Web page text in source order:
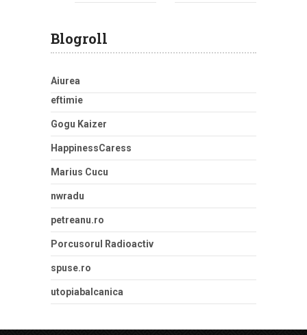
Blogroll
Aiurea
eftimie
Gogu Kaizer
HappinessCaress
Marius Cucu
nwradu
petreanu.ro
Porcusorul Radioactiv
spuse.ro
utopiabalcanica